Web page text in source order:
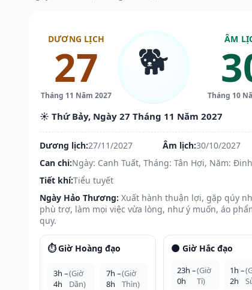
DƯƠNG LỊCH
27
Tháng 11 Năm 2027
🐕 ÂM
Tháng 10
☀️ Thứ Bảy, Ngày 27 Tháng 11 Năm 2027
Dương lịch:27/11/2027 Âm lịch:30/10/2027
Can chi:Ngày: Canh Tuất, Tháng: Tân Hợi, Năm:
Tiết khí:Tiểu tuyết
Ngày Hảo Thương: Xuất hành thuận lợi, gặp qúy
phù trợ, làm mọi việc vừa lòng, như ý muốn, áo
quy.
⏱️ Giờ Hoàng đạo
3h –
4h
(Giờ
Dần)
7h –
8h
(Giờ
Thìn)
🌑 Giờ Hắc đạo
23h –
0h
(Giờ
Tí)
1h –
2h